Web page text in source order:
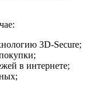
3D-Secure;
в интернете;